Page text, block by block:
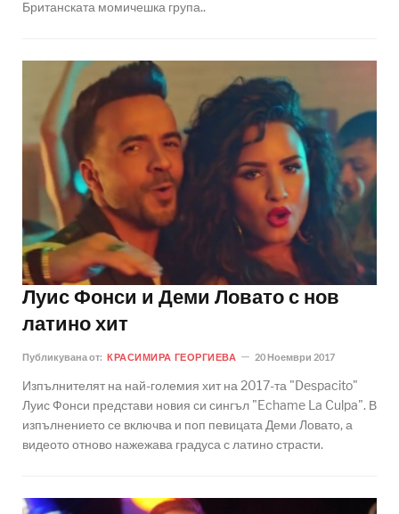
Британската момичешка група..
Луис Фонси и Деми Ловато с нов
латино хит
Публикувана от: КРАСИМИРА ГЕОРГИЕВА 20 Ноември 2017
Изпълнителят на най-големия хит на 2017-та "Despacito"
Луис Фонси представи новия си сингъл "Echame La Culpa". В
изпълнението се включва и поп певицата Деми Ловато, а
видеото отново нажежава градуса с латино страсти.